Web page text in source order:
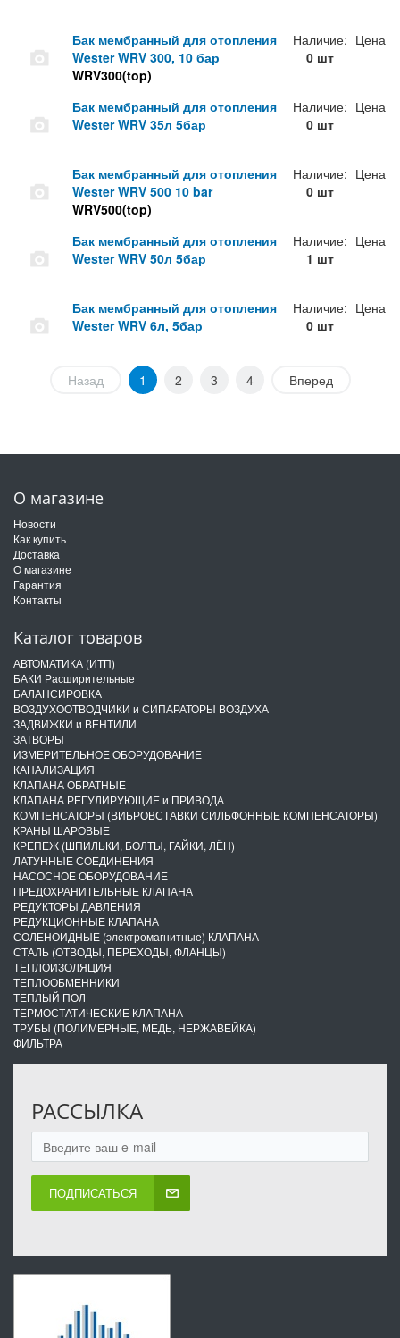
Бак мембранный для отопления
Wester WRV 300, 10 бар
WRV300(top)
Наличие:
0 шт
Цена
Бак мембранный для отопления
Wester WRV 35л 5бар
Наличие:
0 шт
Цена
Бак мембранный для отопления
Wester WRV 500 10 bar
WRV500(top)
Наличие:
0 шт
Цена
Бак мембранный для отопления
Wester WRV 50л 5бар
Наличие:
1 шт
Цена
Бак мембранный для отопления
Wester WRV 6л, 5бар
Наличие:
0 шт
Цена
Назад 1 2 3 4 Вперед
О магазине
Новости
Как купить
Доставка
О магазине
Гарантия
Контакты
Каталог товаров
АВТОМАТИКА (ИТП)
БАКИ Расширительные
БАЛАНСИРОВКА
ВОЗДУХООТВОДЧИКИ и СИПАРАТОРЫ ВОЗДУХА
ЗАДВИЖКИ и ВЕНТИЛИ
ЗАТВОРЫ
ИЗМЕРИТЕЛЬНОЕ ОБОРУДОВАНИЕ
КАНАЛИЗАЦИЯ
КЛАПАНА ОБРАТНЫЕ
КЛАПАНА РЕГУЛИРУЮЩИЕ и ПРИВОДА
КОМПЕНСАТОРЫ (ВИБРОВСТАВКИ СИЛЬФОННЫЕ КОМПЕНСАТОРЫ)
КРАНЫ ШАРОВЫЕ
КРЕПЕЖ (ШПИЛЬКИ, БОЛТЫ, ГАЙКИ, ЛЁН)
ЛАТУННЫЕ СОЕДИНЕНИЯ
НАСОСНОЕ ОБОРУДОВАНИЕ
ПРЕДОХРАНИТЕЛЬНЫЕ КЛАПАНА
РЕДУКТОРЫ ДАВЛЕНИЯ
РЕДУКЦИОННЫЕ КЛАПАНА
СОЛЕНОИДНЫЕ (электромагнитные) КЛАПАНА
СТАЛЬ (ОТВОДЫ, ПЕРЕХОДЫ, ФЛАНЦЫ)
ТЕПЛОИЗОЛЯЦИЯ
ТЕПЛООБМЕННИКИ
ТЕПЛЫЙ ПОЛ
ТЕРМОСТАТИЧЕСКИЕ КЛАПАНА
ТРУБЫ (ПОЛИМЕРНЫЕ, МЕДЬ, НЕРЖАВЕЙКА)
ФИЛЬТРА
РАССЫЛКА
ПОДПИСАТЬСЯ